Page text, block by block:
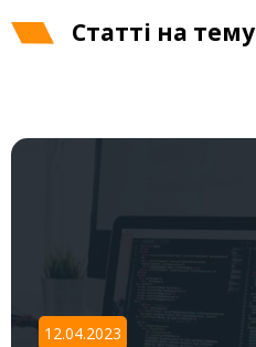
Статті на тему
12.04.2023